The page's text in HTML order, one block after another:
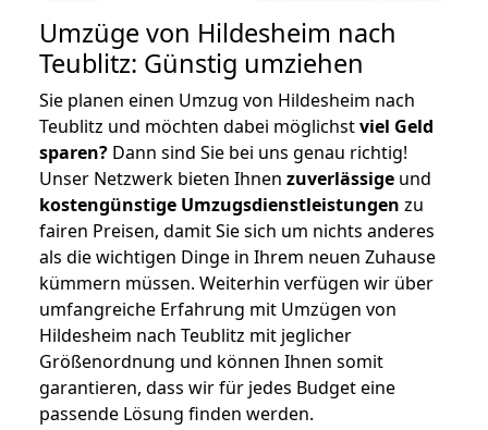
Umzüge von Hildesheim nach
Teublitz: Günstig umziehen
Sie planen einen Umzug von Hildesheim nach
Teublitz und möchten dabei möglichstviel Geld
sparen? Dann sind Sie bei uns genau richtig!
Unser Netzwerk bieten Ihnen zuverlässige und
kostengünstige Umzugsdienstleistungen zu
fairen Preisen, damit Sie sich um nichts anderes
als die wichtigen Dinge in Ihrem neuen Zuhause
kümmern müssen. Weiterhin verfügen wir über
umfangreiche Erfahrung mit Umzügen von
Hildesheim nach Teublitz mit jeglicher
Größenordnung und können Ihnen somit
garantieren, dass wir für jedes Budget eine
passende Lösung finden werden.